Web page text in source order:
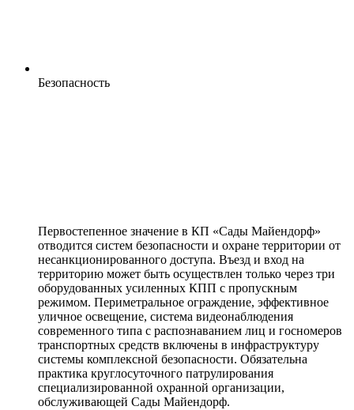
Безопасность
Первостепенное значение в КП «Сады Майендорф»
отводится систем безопасности и охране территории от
несанкционированного доступа. Въезд и вход на
территорию может быть осуществлен только через три
оборудованных усиленных КПП с пропускным
режимом. Периметральное ограждение, эффективное
уличное освещение, система видеонаблюдения
современного типа с распознаванием лиц и госномеров
транспортных средств включены в инфраструктуру
системы комплексной безопасности. Обязательна
практика круглосуточного патрулирования
специализированной охранной организации,
обслуживающей Сады Майендорф.